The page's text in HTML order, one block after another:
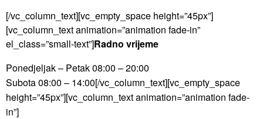
[/vc_column_text][vc_empty_space height=”45px”]
[vc_column_text animation=”animation fade-in”
el_class=”small-text”]Radno vrijeme
Ponedjeljak – Petak 08:00 – 20:00
Subota 08:00 – 14:00[/vc_column_text][vc_empty_space
height=”45px”][vc_column_text animation=”animation fade-
in”]